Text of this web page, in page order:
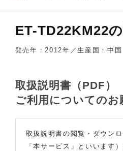
ET-TD22KM22
発売年：2012年／生産国：中国
取扱説明書（PDF）
ご利用についてのお
取扱説明書の閲覧・ダウン
「本サービス」といいます